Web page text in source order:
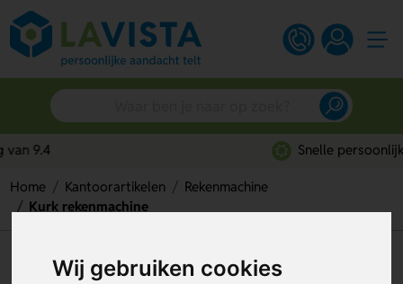
Wij gebruiken cookies
Snelle persoonlijke service
Home Kantoorartikelen
Rekenmachine
Kurk rekenmachine
Kurk rekenmachine